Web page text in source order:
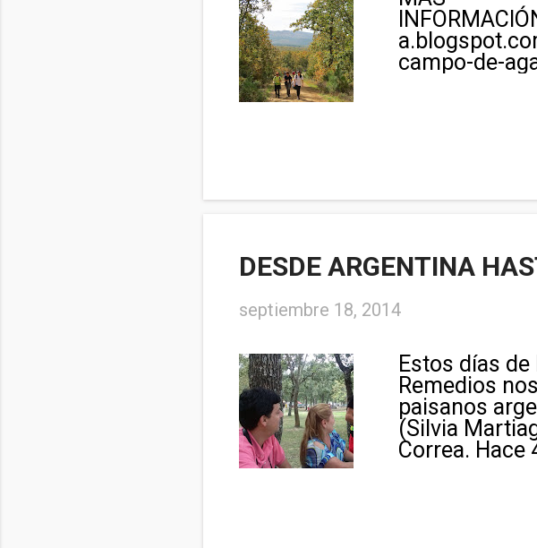
campo-de-
DESDE ARGENTINA
septiembre 18, 2014
Estos días
Remedios
paisanos
(Silvia
Correa. Hace
nuestro
vivieron sus